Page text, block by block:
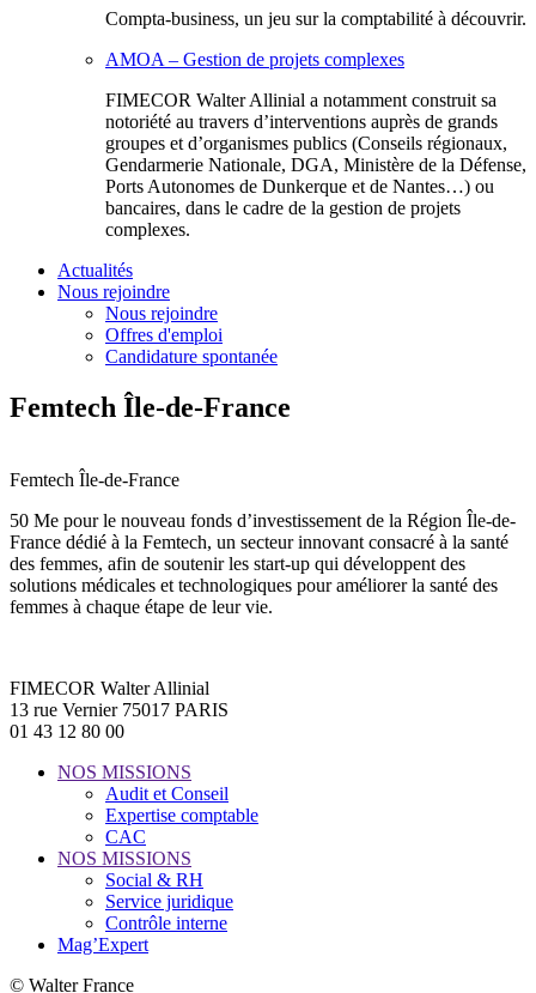
Compta-business, un jeu sur la comptabilité à découvrir.
AMOA – Gestion de projets complexes
FIMECOR Walter Allinial a notamment construit sa
notoriété au travers d’interventions auprès de grands
groupes et d’organismes publics (Conseils régionaux,
Gendarmerie Nationale, DGA, Ministère de la Défense,
Ports Autonomes de Dunkerque et de Nantes…) ou
bancaires, dans le cadre de la gestion de projets
complexes.
Actualités
Nous rejoindre
Nous rejoindre
Offres d'emploi
Candidature spontanée
Femtech Île-de-France
Femtech Île-de-France
50 Me pour le nouveau fonds d’investissement de la Région Île-de-
France dédié à la Femtech, un secteur innovant consacré à la santé
des femmes, afin de soutenir les start-up qui développent des
solutions médicales et technologiques pour améliorer la santé des
femmes à chaque étape de leur vie.
FIMECOR Walter Allinial
13 rue Vernier 75017 PARIS
01 43 12 80 00
NOS MISSIONS
Audit et Conseil
Expertise comptable
CAC
NOS MISSIONS
Social & RH
Service juridique
Contrôle interne
Mag’Expert
© Walter France